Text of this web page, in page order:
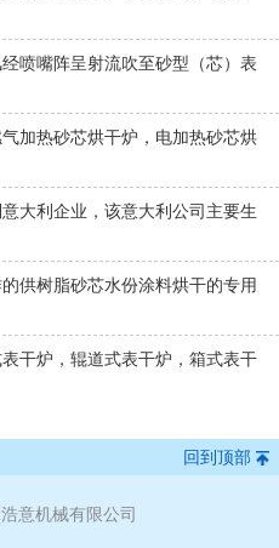
喷嘴阵呈射流吹至砂型（芯）表
加热砂芯烘干炉，电加热砂芯烘
大利企业，该意大利公司主要生
供树脂砂芯水份涂料烘干的专用
干炉，辊道式表干炉，箱式表干
回到顶部
意机械有限公司